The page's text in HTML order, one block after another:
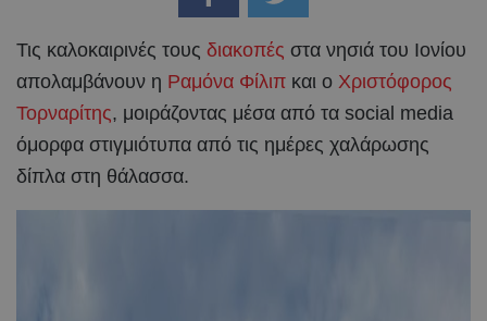
Τις καλοκαιρινές τους διακοπές στα νησιά του Ιονίου
απολαμβάνουν η Ραμόνα Φίλιπ και ο Χριστόφορος
Τορναρίτης, μοιράζοντας μέσα από τα social media
όμορφα στιγμιότυπα από τις ημέρες χαλάρωσης
δίπλα στη θάλασσα.